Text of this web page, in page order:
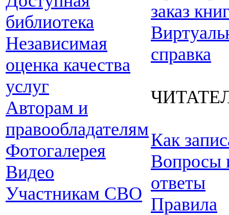
библиотека
Независимая
оценка качества
услуг
Авторам и
правообладателям
Фотогалерея
Видео
Участникам СВО
заказ
справка
Как
Вопросы
ответы
Правила